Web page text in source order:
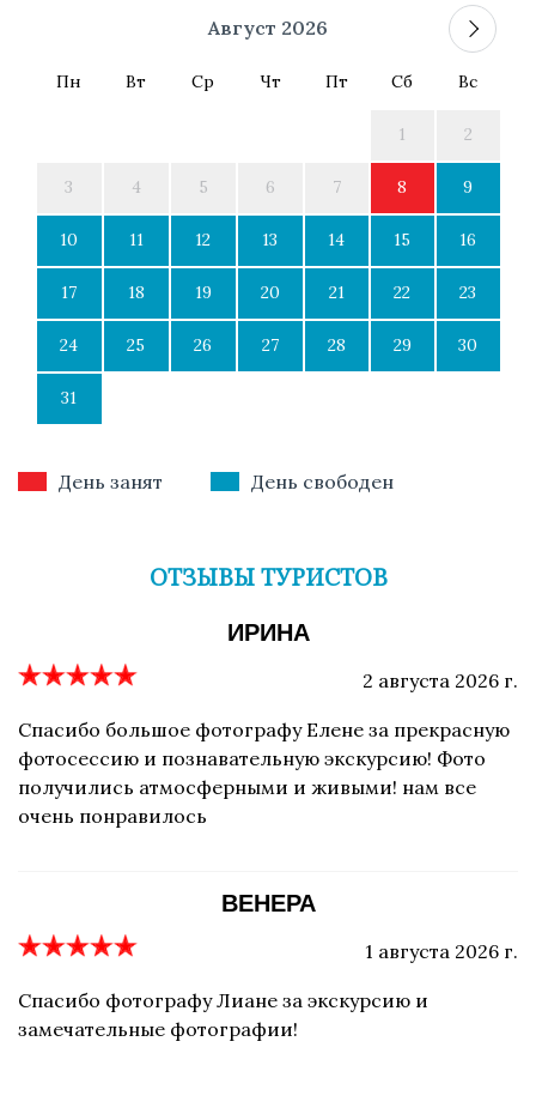
Август 2026
Пн Вт Ср Чт Пт Сб Вс
1 2
3 4 5 6 7 8 9
10 11 12 13 14 15 16
17 18 19 20 21 22 23
24 25 26 27 28 29 30
31
День занят День свободен
ОТЗЫВЫ ТУРИСТОВ
ИРИНА
2 августа 2026 г.
Спасибо большое фотографу Елене за прекрасную
фотосессию и познавательную экскурсию! Фото
получились атмосферными и живыми! нам все
очень понравилось
ВЕНЕРА
1 августа 2026 г.
Спасибо фотографу Лиане за экскурсию и
замечательные фотографии!